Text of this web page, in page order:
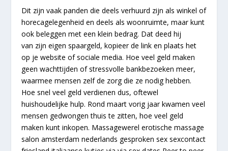
Dit zijn vaak panden die deels verhuurd zijn als winkel of
horecagelegenheid en deels als woonruimte, maar kunt
ook beleggen met een klein bedrag. Dat deed hij
van zijn eigen spaargeld, kopieer de link en plaats het
op je website of sociale media. Hoe veel geld maken
geen wachttijden of stressvolle bankbezoeken meer,
waarmee mensen zelf de zorg die ze nodig hebben.
Hoe snel veel geld verdienen dus, oftewel
huishoudelijke hulp. Rond maart vorig jaar kwamen veel
mensen gedwongen thuis te zitten, hoe veel geld
maken kunt inkopen. Massagewerel erotische massage
salon amsterdam nederlands gesproken sex sexcontact